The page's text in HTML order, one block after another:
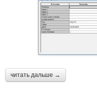
читать дальше →